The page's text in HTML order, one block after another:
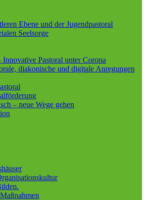
Ebene und der Jugendpastoral
Seelsorge
Innovative Pastoral unter Corona
diakonische und digitale Anregungen
– neue Wege gehen